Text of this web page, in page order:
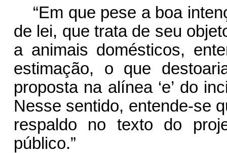
“Em que pese a boa
de lei, que trata de seu
a animais domésticos,
estimação, o que
proposta na alínea ‘e’ do
Nesse sentido, entende-se
respaldo no texto do
público.”